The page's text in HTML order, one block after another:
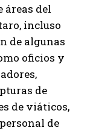
áreas del
incluso
de algunas
oficios y
de
de viáticos,
de